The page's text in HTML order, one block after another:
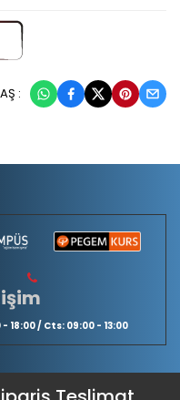
:
/ Cts: 09:00 - 13:00